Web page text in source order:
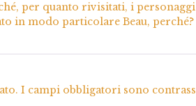
per quanto rivisitati, i
in modo particolare Beau,
I campi obbligatori sono